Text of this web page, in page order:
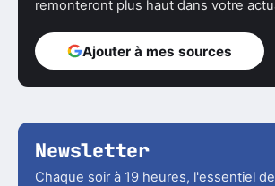
remonteront plus haut dans votre
Ajouter à mes sources
Newsletter
Chaque soir à 19 heures, l'essentiel